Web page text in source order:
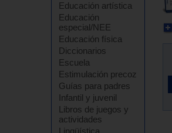
Educación artística
Educación
especial/NEE
Educación física
Diccionarios
Escuela
Estimulación precoz
Guías para padres
Infantil y juvenil
Libros de juegos y
actividades
Lingüística